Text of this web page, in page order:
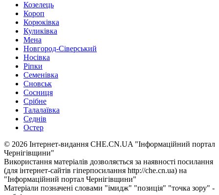
Козелець
Короп
Корюківка
Куликівка
Мена
Новгород-Сіверський
Носівка
Ріпки
Семенівка
Сновськ
Сосниця
Срібне
Талалаївка
Седнів
Остер
© 2026 Інтернет-видання CHE.CN.UA "Інформаційний портал
Чернiгiвщини"
Використання матеріалів дозволяється за наявності посилання
(для інтернет-сайтів гіперпосилання http://che.cn.ua) на
"Інформаційний портал Чернiгiвщини"
Матеріали позначені словами "імидж" "позиція" "точка зору" -